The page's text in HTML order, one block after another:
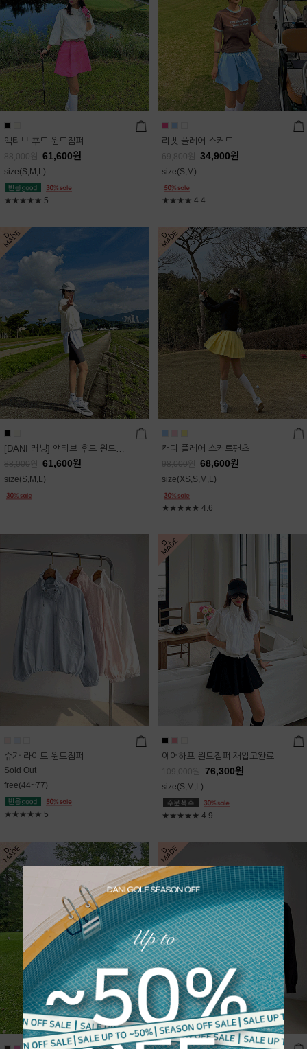
액티브 후드 윈드점퍼
88,000 61,600원
size(S,M,L)
★★★★★ 5
리벳 플레어 스커트
69,800 34,900원
size(S,M)
★★★★ 4.4
[DANI 러닝] 액티브 후드 윈드점퍼
88,000 61,600원
size(S,M,L)
캔디 플레어 스커트팬츠
98,000 68,600원
size(XS,S,M,L)
★★★★★ 4.6
슈가 라이트 윈드점퍼
Sold Out
free(44~77)
★★★★★ 5
에어하프 윈드점퍼-재입고완료
109,000 76,300원
size(S,M,L)
★★★★★ 4.9